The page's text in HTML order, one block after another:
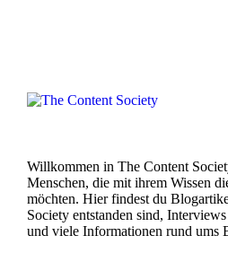
Willkommen in The Content
Menschen, die mit ihrem Wissen
möchten. Hier findest du
Society entstanden sind,
und viele Informationen rund ums